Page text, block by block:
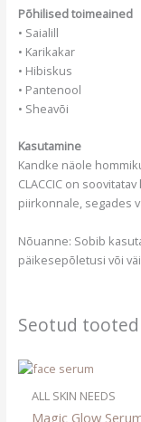
Põhilised toimeained
• Saialill
• Karikakar
• Hibiskus
• Pantenool
• Sheavõi
Kasutamine
Kandke näole
CLACCIC on
piirkonnale, segades
Nõuanne: Sobib
päikesepõletusi või
Seotud tooted
ALL SKIN NEEDS
Magic Glow